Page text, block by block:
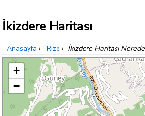
İkizdere Haritası
Anasayfa › Rize › İkizdere Haritası Nerede
+
−